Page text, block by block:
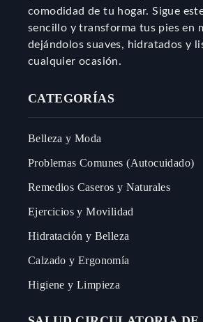
comodidad de tu hogar. Sigue
sencillo y transforma tus pies en
dejándolos suaves, hidratados y
cualquier ocasión.
CATEGORÍAS
Belleza y Moda
Problemas Comunes (Autocuidado)
Remedios Caseros y Naturales
Ejercicios y Movilidad
Hidratación y Belleza
Calzado y Ergonomía
Higiene y Limpieza